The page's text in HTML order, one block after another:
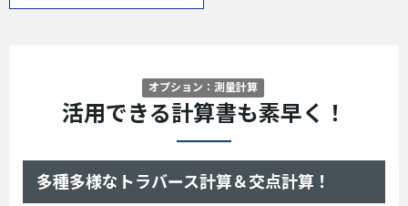
オプション：測量計算
活用できる計算書も素早く！
多種多様なトラバース計算＆交点計算！